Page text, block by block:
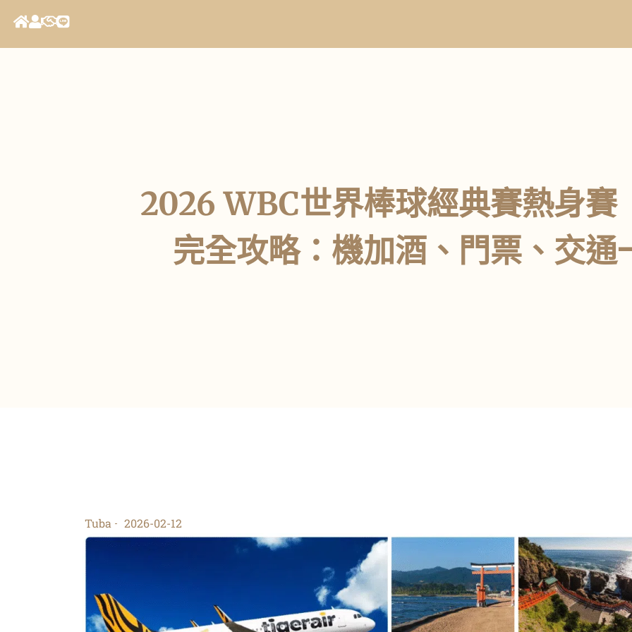
2026 WBC世界棒球經典賽熱身賽
完全攻略：機加酒、門票、交通
Tuba 2026-02-12